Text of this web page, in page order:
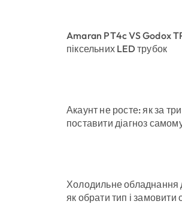
Amaran PT4c VS Godox
піксельних LED трубок
Акаунт не росте: як за
поставити діагноз
Холодильне обладнання
як обрати тип і замовити